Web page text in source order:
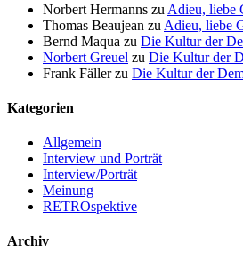
Norbert Hermanns zu Adieu, liebe
Thomas Beaujean zu Adieu, liebe
Bernd Maqua zu Die Kultur der
Norbert Greuel zu Die Kultur der
Frank Fällerzu Die Kultur der
Kategorien
Allgemein
Interview und Porträt
Interview/Porträt
Meinung
RETROspektive
Archiv